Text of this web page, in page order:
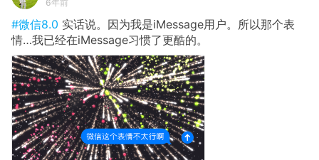
6年前
#微信8.0 实话说。因为我是iMessage用户。所以那个表
情…我已经在iMessage习惯了更酷的。